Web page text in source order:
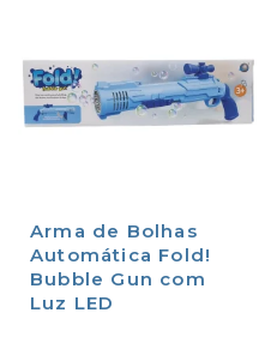
Arma de Bolhas
Automática Fold!
Bubble Gun com
Luz LED